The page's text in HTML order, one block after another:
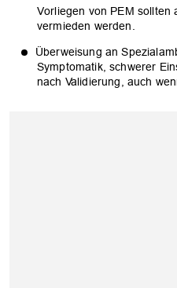
Vorliegen von PEM sollten
vermieden werden.
Überweisung an
Symptomatik, schwerer
nach Validierung, auch